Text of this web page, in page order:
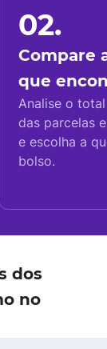
02.
Compare
que
Analise o
das parcelas
e escolha a
bolso.
dos
no